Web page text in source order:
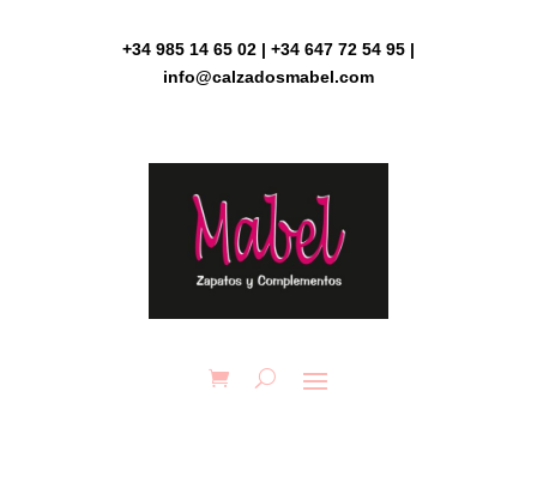
+34 985 14 65 02 | +34 647 72 54 95 |
info@calzadosmabel.com